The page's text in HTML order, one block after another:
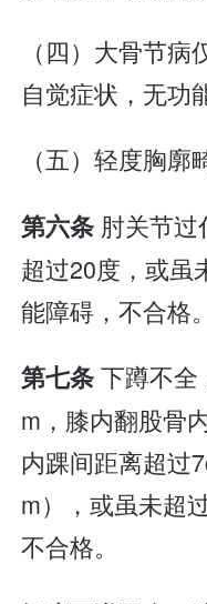
（四）大骨节
自觉症状，无功
（五）轻度胸廓
第六条 肘关节
超过20度，或虽
能障碍，不合格。
第七条下蹲不全
m，膝内翻股骨
内踝间距离超过
m），或虽未超
不合格。